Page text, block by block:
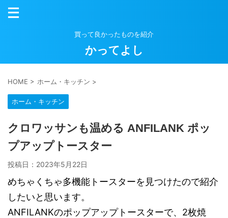
買って良かったものを紹介
かってよし
HOME > ホーム・キッチン >
ホーム・キッチン
クロワッサンも温める ANFILANK ポッ
プアップトースター
投稿日： 2023年5月22日
めちゃくちゃ多機能トースターを見つけたので紹介
したいと思います。
ANFILANKのポップアップトースターで、2枚焼